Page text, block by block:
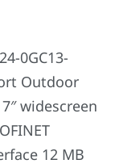
0GC13-
Outdoor
widescreen
12 MB